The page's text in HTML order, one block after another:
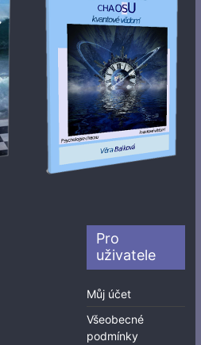
Pro
uživatele
Můj účet
Všeobecné
podmínky